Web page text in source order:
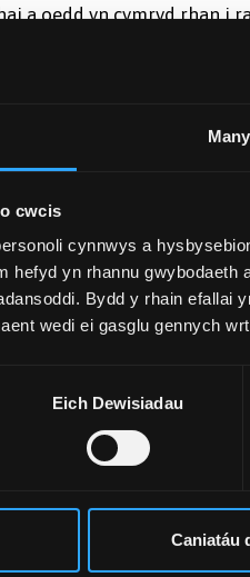
cwcis
cynnwys a
hefyd yn rhannu gwybodaeth
Bydd y rhain efallai
wedi ei gasglu gennych
Eich Dewisiadau
Caniatáu
a oedd yn cymryd rhan
iddynt ymgysylltu a
Fenter a gyflwynodd y
hyn yr oedd yn ei